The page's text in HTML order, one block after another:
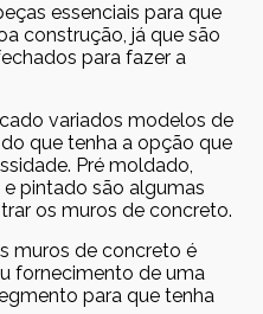
essenciais para que
construção, já que são
para fazer a
variados modelos de
que tenha a opção que
Pré moldado,
pintado são algumas
os muros de concreto.
muros de concreto é
fornecimento de uma
para que tenha